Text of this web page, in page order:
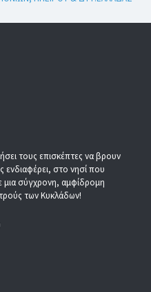
τους επισκέπτες να βρουν
ενδιαφέρει, στο νησί που
μια σύγχρονη, αμφίδρομη
των Κυκλάδων!